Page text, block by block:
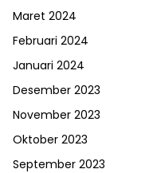
Maret 2024
Februari 2024
Januari 2024
Desember 2023
November 2023
Oktober 2023
September 2023